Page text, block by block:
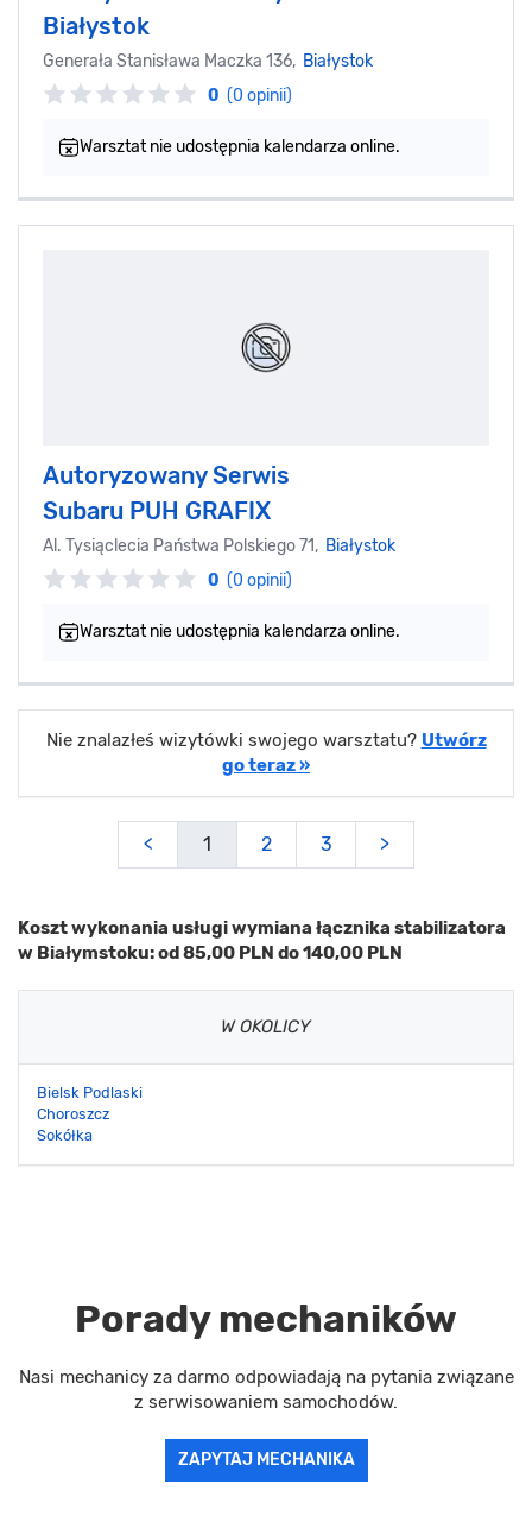
Białystok
Generała Stanisława Maczka 136, Białystok
0 (0 opinii)
Warsztat nie udostępnia kalendarza online.
Autoryzowany Serwis
Subaru PUH GRAFIX
Al. Tysiąclecia Państwa Polskiego 71, Białystok
0 (0 opinii)
Warsztat nie udostępnia kalendarza online.
Nie znalazłeś wizytówki swojego warsztatu? Utwórz
go teraz »
< 1 2 3 >
Koszt wykonania usługi wymiana łącznika stabilizatora
w Białymstoku: od 85,00 PLN do 140,00 PLN
W OKOLICY
Bielsk Podlaski
Choroszcz
Sokółka
Porady mechaników
Nasi mechanicy za darmo odpowiadają na pytania związane
z serwisowaniem samochodów.
ZAPYTAJ MECHANIKA